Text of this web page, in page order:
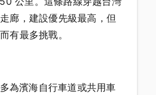
廊，建設優先級最高，但
有最多挑戰。
多為濱海自行車道或共用車